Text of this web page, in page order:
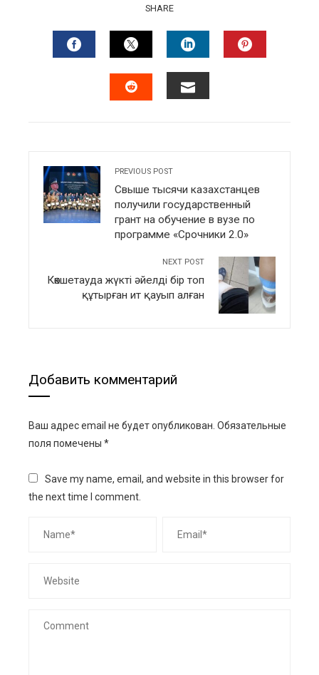
SHARE
FACEBOOKTWITTERLINKEDIN
PREVIOUS POST
Свыше тысячи казахстанцев
получили государственный
грант на обучение в вузе по
программе «Срочники 2.0»
NEXT POST
Көкшетауда жүкті әйелді бір топ
құтырған ит қауып алған
Добавить комментарий
Ваш адрес email не будет опубликован. Обязательные
поля помечены *
Save my name, email, and website in this browser for
the next time I comment.